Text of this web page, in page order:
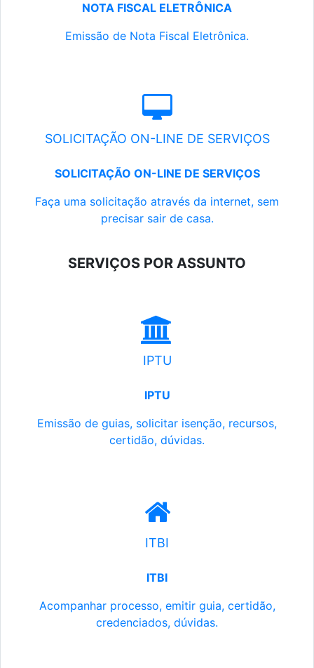
NOTA FISCAL ELETRÔNICA
Emissão de Nota Fiscal Eletrônica.
SOLICITAÇÃO ON-LINE DE SERVIÇOS
SOLICITAÇÃO ON-LINE DE SERVIÇOS
Faça uma solicitação através da internet, sem
precisar sair de casa.
SERVIÇOS POR ASSUNTO
IPTU
IPTU
Emissão de guias, solicitar isenção, recursos,
certidão, dúvidas.
ITBI
ITBI
Acompanhar processo, emitir guia, certidão,
credenciados, dúvidas.